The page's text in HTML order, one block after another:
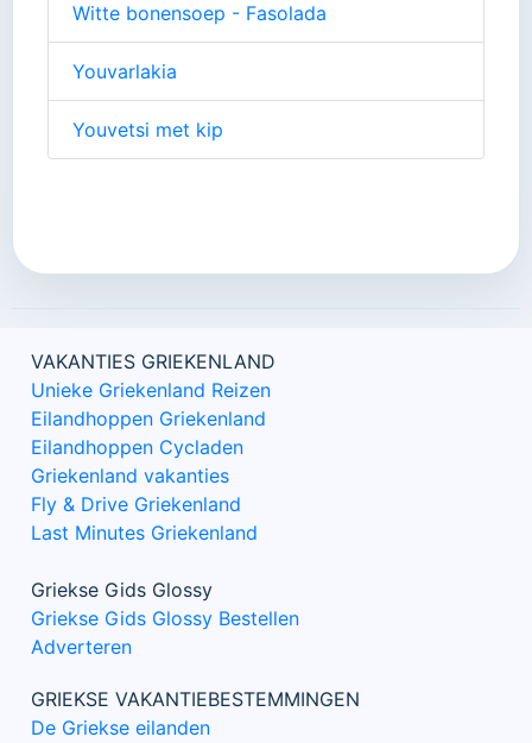
Witte bonensoep - Fasolada
Youvarlakia
Youvetsi met kip
VAKANTIES GRIEKENLAND
Unieke Griekenland Reizen
Eilandhoppen Griekenland
Eilandhoppen Cycladen
Griekenland vakanties
Fly & Drive Griekenland
Last Minutes Griekenland
Griekse Gids Glossy
Griekse Gids Glossy Bestellen
Adverteren
GRIEKSE VAKANTIEBESTEMMINGEN
De Griekse eilanden